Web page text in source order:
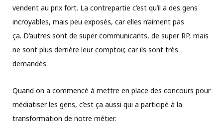
vendent au prix fort. La contrepartie c’est qu’il a des gens
incroyables, mais peu exposés, car elles n’aiment pas
ça. D’autres sont de super communicants, de super RP, mais
ne sont plus derrière leur comptoir, car ils sont très
demandés.
Quand on a commencé à mettre en place des concours pour
médiatiser les gens, c’est ça aussi qui a participé à la
transformation de notre métier.